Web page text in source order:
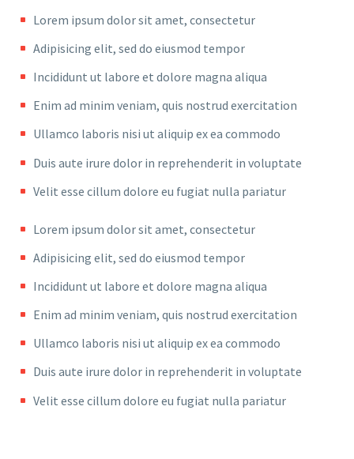
Lorem ipsum dolor sit amet, consectetur
Adipisicing elit, sed do eiusmod tempor
Incididunt ut labore et dolore magna aliqua
Enim ad minim veniam, quis nostrud exercitation
Ullamco laboris nisi ut aliquip ex ea commodo
Duis aute irure dolor in reprehenderit in voluptate
Velit esse cillum dolore eu fugiat nulla pariatur
Lorem ipsum dolor sit amet, consectetur
Adipisicing elit, sed do eiusmod tempor
Incididunt ut labore et dolore magna aliqua
Enim ad minim veniam, quis nostrud exercitation
Ullamco laboris nisi ut aliquip ex ea commodo
Duis aute irure dolor in reprehenderit in voluptate
Velit esse cillum dolore eu fugiat nulla pariatur